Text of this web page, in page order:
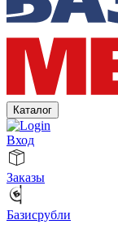
Каталог
Вход
Заказы
Базисрубли